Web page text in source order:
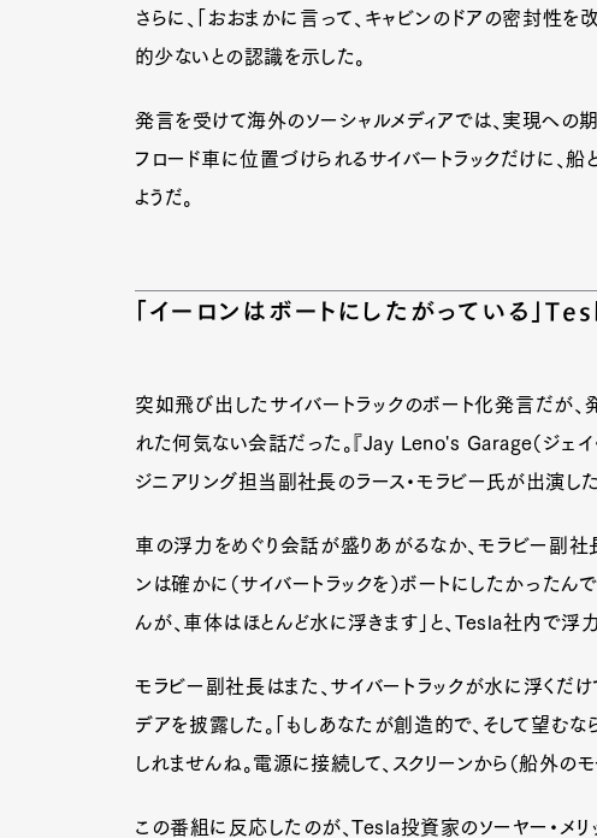
さらに、「おおまかに言って、キャビンのドアの密封性
的少ないとの認識を示した。
発言を受けて海外のソーシャルメディアでは、実現への
フロード車に位置づけられるサイバートラックだけに、
ようだ。
「イーロンはボートにしたがっている」
突如飛び出したサイバートラックのボート化発言だが、
れた何気ない会話だった。『Jay Leno's Garage（ジェイ
ジニアリング担当副社長のラース・モラビー氏が出演した
車の浮力をめぐり会話が盛りあがるなか、モラビー副社
ンは確かに（サイバートラックを）ボートにしたかった
んが、車体はほとんど水に浮きます」と、Tesla社内で浮
モラビー副社長はまた、サイバートラックが水に浮くだ
デアを披露した。「もしあなたが創造的で、そして望む
しれませんね。電源に接続して、スクリーンから（船外のモ
この番組に反応したのが、Tesla投資家のソーヤー・メ